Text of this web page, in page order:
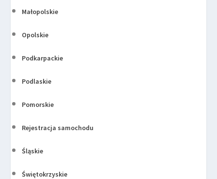
Małopolskie
Opolskie
Podkarpackie
Podlaskie
Pomorskie
Rejestracja samochodu
Śląskie
Świętokrzyskie